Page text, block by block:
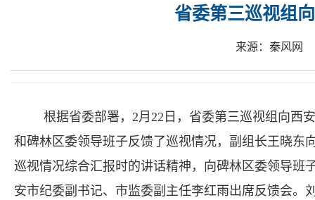
省委第三巡视组
来源：秦风网
根据省委部署，2月22日，省委第三巡视组向西
和碑林区委领导班子反馈了巡视情况，副组长王晓东
巡视情况综合汇报时的讲话精神，向碑林区委领导班
安市纪委副书记、市监委副主任李红雨出席反馈会。